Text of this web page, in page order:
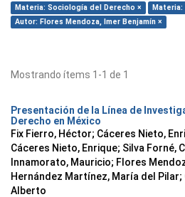
Materia: Sociología del Derecho ×
Materia:
Autor: Flores Mendoza, Imer Benjamín ×
Mostrando ítems 1-1 de 1
Presentación de la Línea de
Derecho en México
Fix Fierro, Héctor; Cáceres Nieto,
Cáceres Nieto, Enrique; Silva Forné,
Innamorato, Mauricio; Flores
Hernández Martínez, María del Pilar;
Alberto